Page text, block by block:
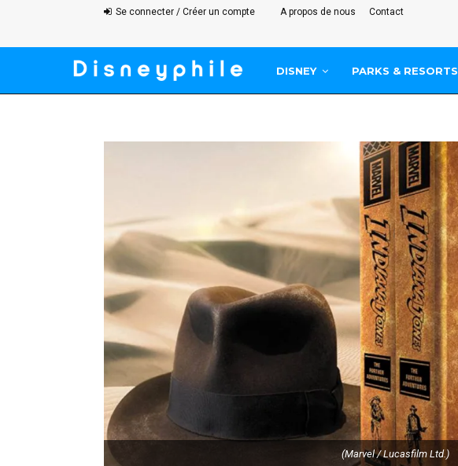
Se connecter / Créer un compte A propos de nous Contact
DISNEY PARKS & RESORTS
(Marvel / Lucasfilm Ltd.)